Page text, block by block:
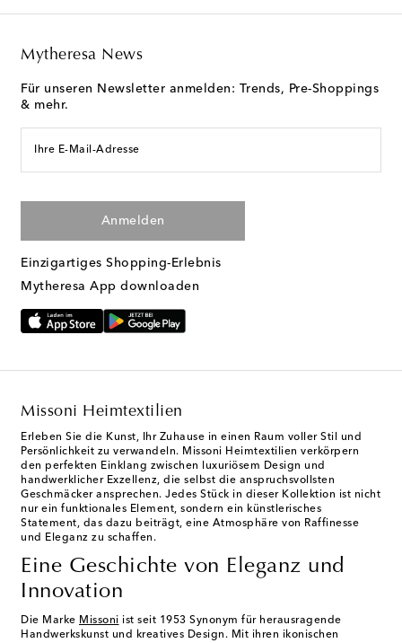
Mytheresa News
Für unseren Newsletter anmelden: Trends, Pre-Shoppings
& mehr.
Ihre E-Mail-Adresse
Anmelden
Einzigartiges Shopping-Erlebnis
Mytheresa App downloaden
Missoni Heimtextilien
Erleben Sie die Kunst, Ihr Zuhause in einen Raum voller Stil und
Persönlichkeit zu verwandeln. Missoni Heimtextilien verkörpern
den perfekten Einklang zwischen luxuriösem Design und
handwerklicher Exzellenz, die selbst die anspruchsvollsten
Geschmäcker ansprechen. Jedes Stück in dieser Kollektion ist nicht
nur ein funktionales Element, sondern ein künstlerisches
Statement, das dazu beiträgt, eine Atmosphäre von Raffinesse
und Eleganz zu schaffen.
Eine Geschichte von Eleganz und
Innovation
Die Marke Missoni ist seit 1953 Synonym für herausragende
Handwerkskunst und kreatives Design. Mit ihren ikonischen